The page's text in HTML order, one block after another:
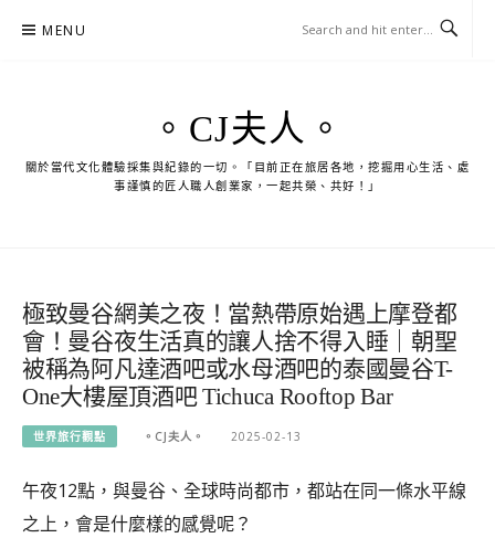
MENU
。CJ夫人。
關於當代文化體驗採集與紀錄的一切。「目前正在旅居各地，挖掘用心生活、處
事謹慎的匠人職人創業家，一起共榮、共好！」
極致曼谷網美之夜！當熱帶原始遇上摩登都
會！曼谷夜生活真的讓人捨不得入睡｜朝聖
被稱為阿凡達酒吧或水母酒吧的泰國曼谷T-
One大樓屋頂酒吧 Tichuca Rooftop Bar
世界旅行觀點 。CJ夫人。 2025-02-13
午夜12點，與曼谷、全球時尚都市，都站在同一條水平線
之上，會是什麼樣的感覺呢？